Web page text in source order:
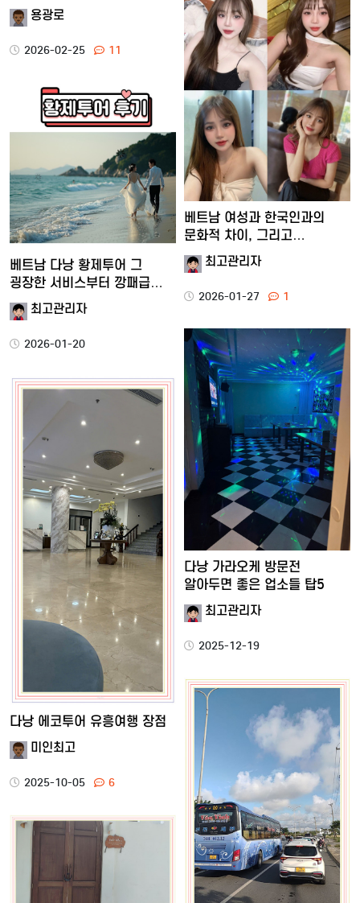
용광로
2026-02-25 11
베트남 여성과 한국인과의
문화적 차이, 그리고
현지에서…
최고관리자
2026-01-27 1
베트남 다낭 황제투어 그
굉장한 서비스부터 깡패급
재미…최고관리자
2026-01-20
다낭 가라오케 방문전
알아두면 좋은 업소들 탑5
최고관리자
2025-12-19
다낭 에코투어 유흥여행 장점
미인최고
2025-10-05 6